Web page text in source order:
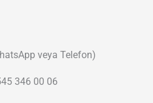
veya Telefon)
346 00 06